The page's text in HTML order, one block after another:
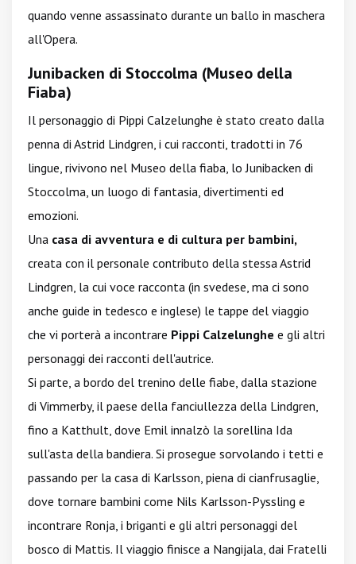
quando venne assassinato durante un ballo in maschera
all'Opera.
Junibacken di Stoccolma (Museo della
Fiaba)
Il personaggio di Pippi Calzelunghe è stato creato dalla
penna di Astrid Lindgren, i cui racconti, tradotti in 76
lingue, rivivono nel Museo della fiaba, lo Junibacken di
Stoccolma, un luogo di fantasia, divertimenti ed
emozioni.
Una casa di avventura e di cultura per bambini,
creata con il personale contributo della stessa Astrid
Lindgren, la cui voce racconta (in svedese, ma ci sono
anche guide in tedesco e inglese) le tappe del viaggio
che vi porterà a incontrare Pippi Calzelunghe e gli altri
personaggi dei racconti dell'autrice.
Si parte, a bordo del trenino delle fiabe, dalla stazione
di Vimmerby, il paese della fanciullezza della Lindgren,
fino a Katthult, dove Emil innalzò la sorellina Ida
sull'asta della bandiera. Si prosegue sorvolando i tetti e
passando per la casa di Karlsson, piena di cianfrusaglie,
dove tornare bambini come Nils Karlsson-Pyssling e
incontrare Ronja, i briganti e gli altri personaggi del
bosco di Mattis. Il viaggio finisce a Nangijala, dai Fratelli